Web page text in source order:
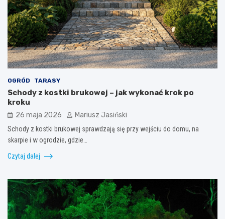
OGRÓD TARASY
Schody z kostki brukowej – jak wykonać krok po
kroku
26 maja 2026 Mariusz Jasiński
Schody z kostki brukowej sprawdzają się przy wejściu do domu, na
skarpie i w ogrodzie, gdzie…
Czytaj dalej